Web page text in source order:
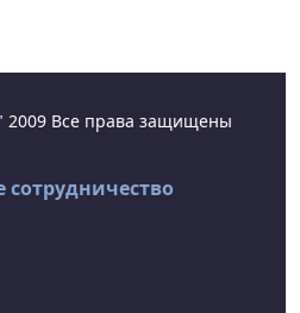
2009 Все права защищены